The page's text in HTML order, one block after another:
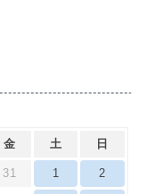
金 土 日
31 1 2